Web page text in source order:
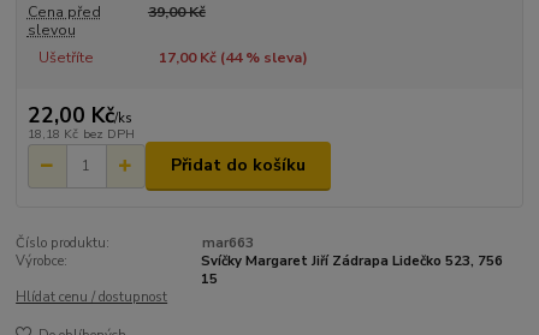
Cena před
slevou
39,00 Kč
Ušetříte 17,00 Kč (44% sleva)
22,00 Kč/ks
18,18 Kč bez DPH
Přidat do košíku
Číslo produktu:
mar663
Výrobce:
Svíčky Margaret Jiří Zádrapa Lidečko 523, 756
15
Hlídat cenu / dostupnost